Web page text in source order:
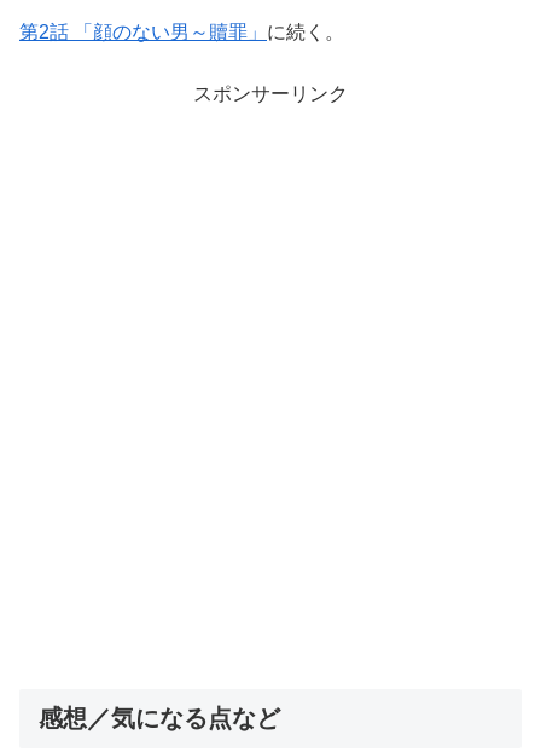
第2話 「顔のない男～贖罪」 に続く。
スポンサーリンク
感想／気になる点など